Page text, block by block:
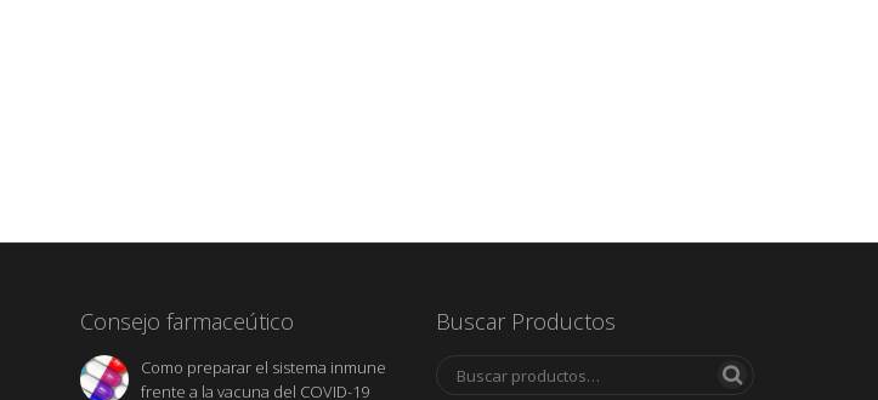
Consejo farmaceútico
Como preparar el sistema inmune
frente a la vacuna del COVID-19
Buscar Productos